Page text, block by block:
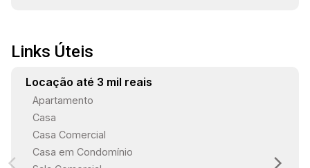
Links Úteis
Locação até 3 mil reais
Apartamento
Casa
Casa Comercial
Casa em Condomínio